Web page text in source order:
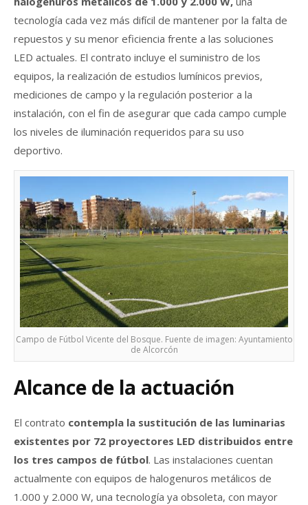
tecnología cada vez más difícil de mantener por la falta de
repuestos y su menor eficiencia frente a las soluciones
LED actuales. El contrato incluye el suministro de los
equipos, la realización de estudios lumínicos previos,
mediciones de campo y la regulación posterior a la
instalación, con el fin de asegurar que cada campo cumple
los niveles de iluminación requeridos para su uso
deportivo.
Campo de Fútbol Vicente del Bosque. Fuente de imagen: Ayuntamiento
de Alcorcón
Alcance de la actuación
El contrato contempla la sustitución de las luminarias
existentes por 72 proyectores LED distribuidos entre
los tres campos de fútbol. Las instalaciones cuentan
actualmente con equipos de halogenuros metálicos de
1.000 y 2.000 W, una tecnología ya obsoleta, con mayor